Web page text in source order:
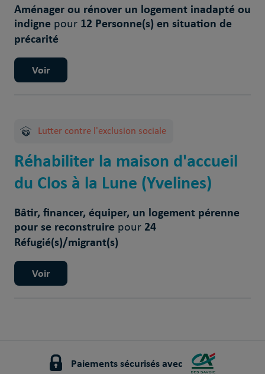
Aménager ou rénover un logement inadapté ou
indigne pour12 Personne(s) en situation de
précarité
Voir
Lutter contre l'exclusion sociale
Réhabiliter la maison d'accueil
du Clos à la Lune (Yvelines)
Bâtir, financer, équiper, un logement pérenne
pour se reconstruire pour24
Réfugié(s)/migrant(s)
Voir
Paiements sécurisés avec